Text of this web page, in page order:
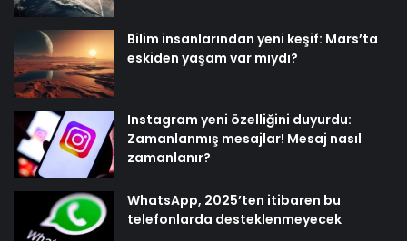
Bilim insanlarından yeni keşif: Mars’ta
eskiden yaşam var mıydı?
Instagram yeni özelliğini duyurdu:
Zamanlanmış mesajlar! Mesaj nasıl
zamanlanır?
WhatsApp, 2025’ten itibaren bu
telefonlarda desteklenmeyecek